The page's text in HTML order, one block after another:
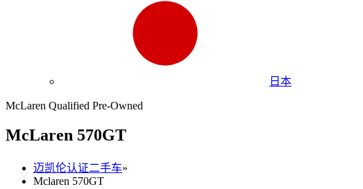
日本
McLaren Qualified Pre-Owned
McLaren 570GT
迈凯伦认证二手车»
Mclaren 570GT